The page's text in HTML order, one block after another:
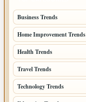
Business Trends
Home Improvement Trends
Health Trends
Travel Trends
Technology Trends